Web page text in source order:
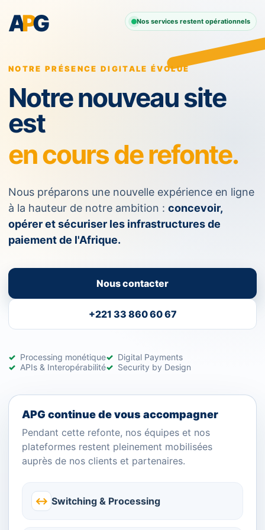
APG Nos services restent opérationnels
NOTRE PRÉSENCE DIGITALE ÉVOLUE
Notre nouveau site
est
en cours de refonte.
Nous préparons une nouvelle expérience en ligne
à la hauteur de notre ambition : concevoir,
opérer et sécuriser les infrastructures de
paiement de l'Afrique.
Nous contacter
+221 33 860 60 67
Processing monétique
Digital Payments
APIs & Interopérabilité
Security by Design
APG continue de vous accompagner
Pendant cette refonte, nos équipes et nos
plateformes restent pleinement mobilisées
auprès de nos clients et partenaires.
↔ Switching & Processing